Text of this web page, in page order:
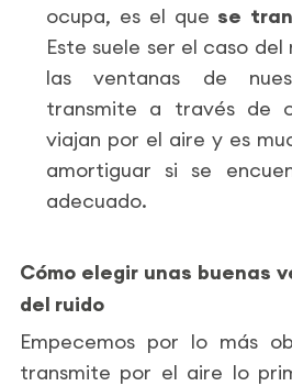
ocupa, es el que se
Este suele ser el caso
las ventanas de
transmite a través de
viajan por el aire y es
amortiguar si se
adecuado.
Cómo elegir unas buenas
del ruido
Empecemos por lo más
transmite por el aire lo